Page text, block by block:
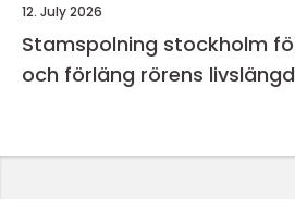
12. July 2026
Stamspolning stockholm förebygg skador
och förläng rörens livslängd